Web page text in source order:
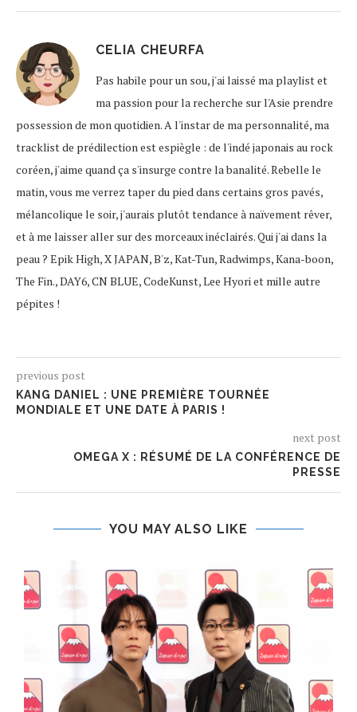
CELIA CHEURFA
Pas habile pour un sou, j'ai laissé ma playlist et
ma passion pour la recherche sur l'Asie prendre
possession de mon quotidien. A l'instar de ma personnalité, ma
tracklist de prédilection est espiègle : de l'indé japonais au rock
coréen, j'aime quand ça s'insurge contre la banalité. Rebelle le
matin, vous me verrez taper du pied dans certains gros pavés,
mélancolique le soir, j'aurais plutôt tendance à naïvement rêver,
et à me laisser aller sur des morceaux inéclairés. Qui j'ai dans la
peau ? Epik High, X JAPAN, B'z, Kat-Tun, Radwimps, Kana-boon,
The Fin., DAY6, CN BLUE, CodeKunst, Lee Hyori et mille autre
pépites !
previous post
KANG DANIEL : UNE PREMIÈRE TOURNÉE
MONDIALE ET UNE DATE À PARIS !
next post
OMEGA X : RÉSUMÉ DE LA CONFÉRENCE DE
PRESSE
YOU MAY ALSO LIKE